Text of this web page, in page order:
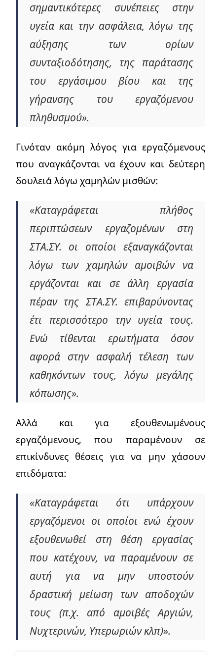
σημαντικότερες συνέπειες στην
υγεία και την ασφάλεια, λόγω της
αύξησης των ορίων
συνταξιοδότησης, της παράτασης
του εργάσιμου βίου και της
γήρανσης του εργαζόμενου
πληθυσμού».
Γινόταν ακόμη λόγος για εργαζόμενους
που αναγκάζονται να έχουν και δεύτερη
δουλειά λόγω χαμηλών μισθών:
«Καταγράφεται πλήθος
περιπτώσεων εργαζομένων στη
ΣΤΑ.ΣΥ. οι οποίοι εξαναγκάζονται
λόγω των χαμηλών αμοιβών να
εργάζονται και σε άλλη εργασία
πέραν της ΣΤΑ.ΣΥ. επιβαρύνοντας
έτι περισσότερο την υγεία τους.
Ενώ τίθενται ερωτήματα όσον
αφορά στην ασφαλή τέλεση των
καθηκόντων τους, λόγω μεγάλης
κόπωσης».
Αλλά και για εξουθενωμένους
εργαζόμενους, που παραμένουν σε
επικίνδυνες θέσεις για να μην χάσουν
επιδόματα:
«Καταγράφεται ότι υπάρχουν
εργαζόμενοι οι οποίοι ενώ έχουν
εξουθενωθεί στη θέση εργασίας
που κατέχουν, να παραμένουν σε
αυτή για να μην υποστούν
δραστική μείωση των αποδοχών
τους (π.χ. από αμοιβές Αργιών,
Νυχτερινών, Υπερωριών κλπ)».